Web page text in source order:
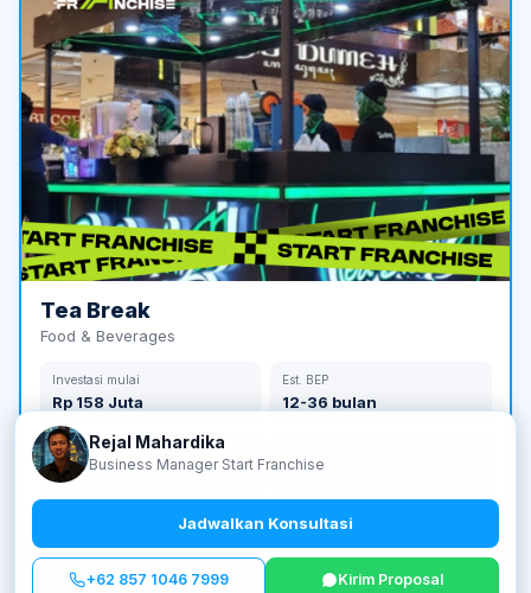
Rejal Mahardika
Business Manager Start Franchise
Jadwalkan Konsultasi
+62 857 1046 7999 Kirim Proposal
Tea Break
Food & Beverages
Investasi mulai
Rp 158 Juta
Est. BEP
12-36 bulan
Jumlah Outlet
210 outlet 2017